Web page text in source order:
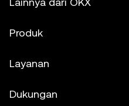
Produk
Layanan
Dukungan